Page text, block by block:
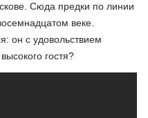
Сюда предки по линии
веке.
он с удовольствием
гостя?